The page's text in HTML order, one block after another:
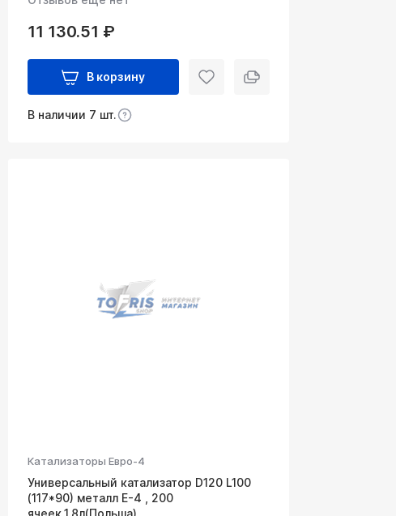
11 130.51 ₽
В корзину
В наличии 7 шт.
Катализаторы Евро-4
Универсальный катализатор D120 L100
(117*90) металл Е-4 , 200
ячеек,1,8л(Польша)